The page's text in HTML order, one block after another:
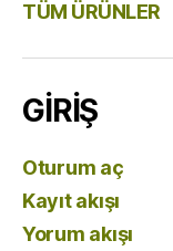
TÜM ÜRÜNLER
GİRİŞ
Oturum aç
Kayıt akışı
Yorum akışı